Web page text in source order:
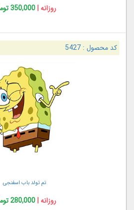
روزانه |350,000 تومان
کد محصول :5427
تم تولد باب اسفنجی
روزانه |280,000 تومان